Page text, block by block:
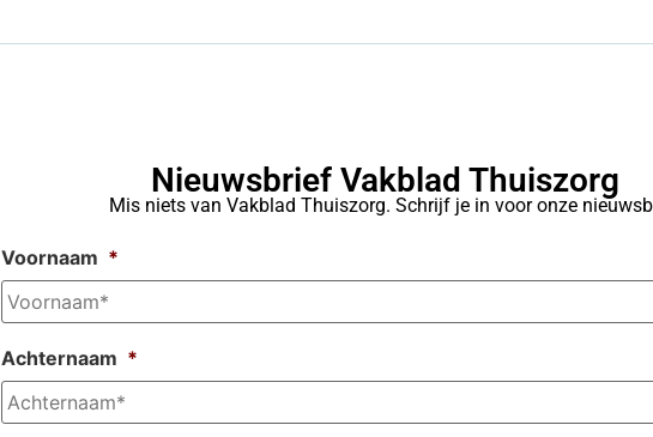
Nieuwsbrief Vakblad Thuiszorg
Mis niets van Vakblad Thuiszorg. Schrijf je in voor onze
Voornaam *
Achternaam *